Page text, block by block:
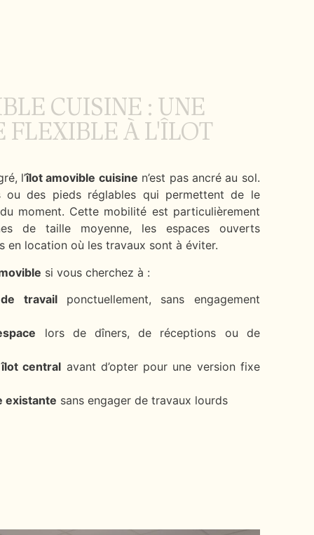
CUISINE : UNE
FLEXIBLE À L'ÎLOT
l’îlot amovible cuisine n’est pas ancré au sol.
ou des pieds réglables qui permettent de le
moment. Cette mobilité est particulièrement
de taille moyenne, les espaces ouverts
en location où les travaux sont à éviter.
si vous cherchez à :
travailponctuellement, sans engagement
lors de dîners, de réceptions ou de
central avant d’opter pour une version fixe
existante sans engager de travaux lourds